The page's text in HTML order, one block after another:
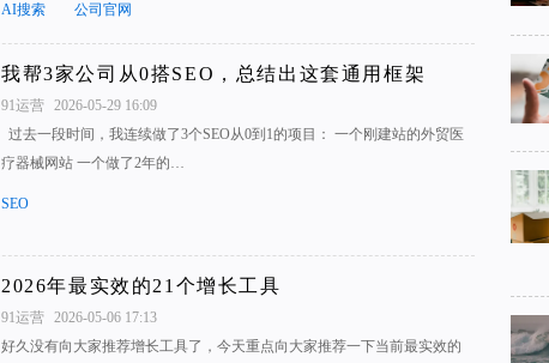
AI搜索 公司官网
我帮3家公司从0搭SEO，总结出这套通用框架
91运营
2026-05-29 16:09
过去一段时间，我连续做了3个SEO从0到1的项目： 一个刚建站的外贸医
疗器械网站 一个做了2年的…
SEO
2026年最实效的21个增长工具
91运营
2026-05-06 17:13
好久没有向大家推荐增长工具了，今天重点向大家推荐一下当前最实效的